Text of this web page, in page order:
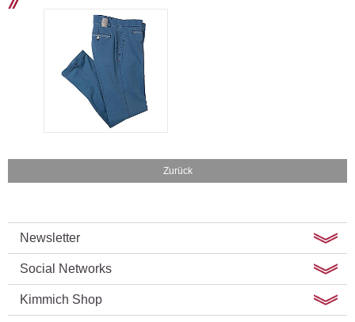
Zurück
Newsletter
Social Networks
Kimmich Shop